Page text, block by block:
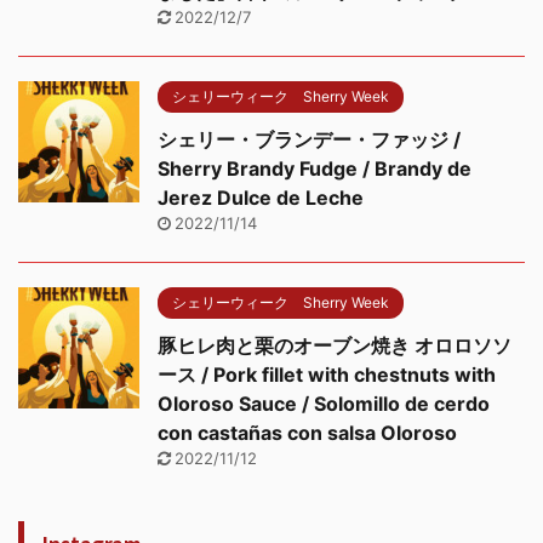
2022/12/7
シェリーウィーク Sherry Week
シェリー・ブランデー・ファッジ /
Sherry Brandy Fudge / Brandy de
Jerez Dulce de Leche
2022/11/14
シェリーウィーク Sherry Week
豚ヒレ肉と栗のオーブン焼き オロロソソ
ース / Pork fillet with chestnuts with
Oloroso Sauce / Solomillo de cerdo
con castañas con salsa Oloroso
2022/11/12